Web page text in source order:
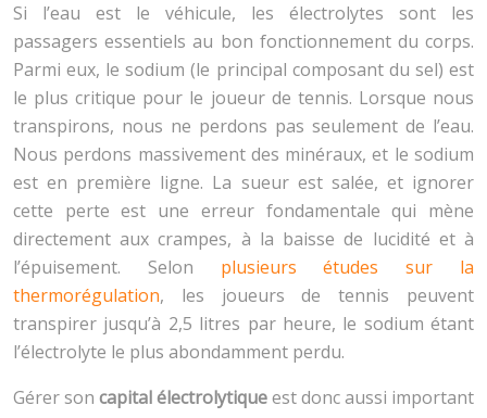
Si l’eau est le véhicule, les électrolytes sont les
passagers essentiels au bon fonctionnement du corps.
Parmi eux, le sodium (le principal composant du sel) est
le plus critique pour le joueur de tennis. Lorsque nous
transpirons, nous ne perdons pas seulement de l’eau.
Nous perdons massivement des minéraux, et le sodium
est en première ligne. La sueur est salée, et ignorer
cette perte est une erreur fondamentale qui mène
directement aux crampes, à la baisse de lucidité et à
l’épuisement. Selon plusieurs études sur la
thermorégulation, les joueurs de tennis peuvent
transpirer jusqu’à 2,5 litres par heure, le sodium étant
l’électrolyte le plus abondamment perdu.
Gérer son capital électrolytiqueest donc aussi important